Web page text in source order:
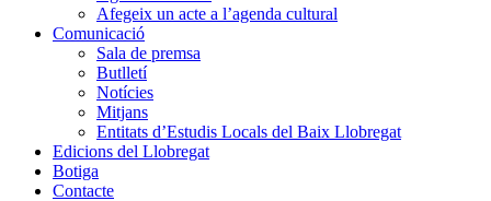
Afegeix un acte a l’agenda cultural
Comunicació
Sala de premsa
Butlletí
Notícies
Mitjans
Entitats d’Estudis Locals del Baix Llobregat
Edicions del Llobregat
Botiga
Contacte